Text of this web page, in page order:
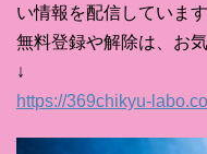
い情報を配信しています
無料登録や解除は、お
↓
https://369chikyu-